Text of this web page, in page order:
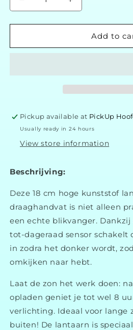
Decrease
quantity
for
Solar
Increase
quantity
for
Stitch
Solar
Add to
Pickup available at PickUp
Usually ready in 24 hours
View store information
Beschrijving:
Deze 18 cm hoge kunststof
draaghandvat is niet alleen
eenechte blikvanger. Dankzij
tot-dageraad sensorschakelt
in zodra het donkerwordt,
omkijken naar hebt.
Laat de zon het werk doen:
opladen geniet je totwel 8
verlichting. Ideaalvoor lange
buiten! De lantaarn is